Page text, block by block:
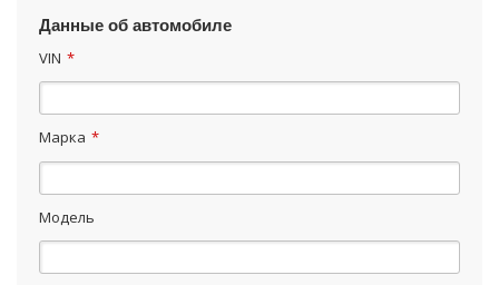
Данные об автомобиле
VIN *
Марка *
Модель